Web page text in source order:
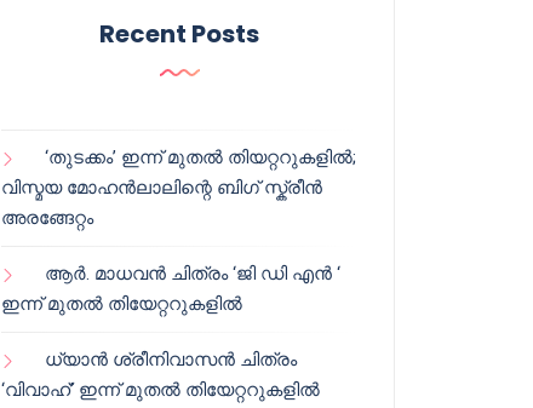
Recent Posts
‘തുടക്കം’ ഇന്ന് മുതൽ തിയറ്ററുകളിൽ;
വിസ്മയ മോഹൻലാലിന്റെ ബിഗ് സ്ക്രീൻ
അരങ്ങേറ്റം
ആർ. മാധവൻ ചിത്രം ‘ജി ഡി എൻ ‘
ഇന്ന് മുതൽ തിയേറ്ററുകളിൽ
ധ്യാൻ ശ്രീനിവാസൻ ചിത്രം
‘വിവാഹ്’ ഇന്ന് മുതൽ തിയേറ്ററുകളിൽ